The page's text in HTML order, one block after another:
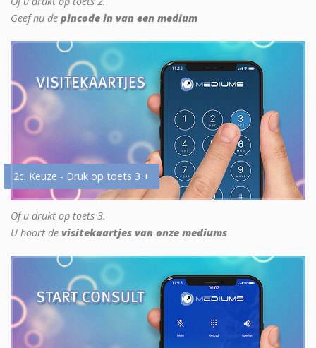
Geef nu de pincode in van een medium
2c. Keuze - Druk op toets 3 +
Of u drukt op toets 3.
U hoort de visitekaartjes van onze mediums